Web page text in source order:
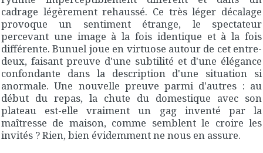
cadrage légèrement rehaussé. Ce très léger décalage
provoque un sentiment étrange, le spectateur
percevant une image à la fois identique et à la fois
différente. Bunuel joue en virtuose autour de cet entre-
deux, faisant preuve d'une subtilité et d'une élégance
confondante dans la description d'une situation si
anormale. Une nouvelle preuve parmi d'autres : au
début du repas, la chute du domestique avec son
plateau est-elle vraiment un gag inventé par la
maîtresse de maison, comme semblent le croire les
invités ? Rien, bien évidemment ne nous en assure.